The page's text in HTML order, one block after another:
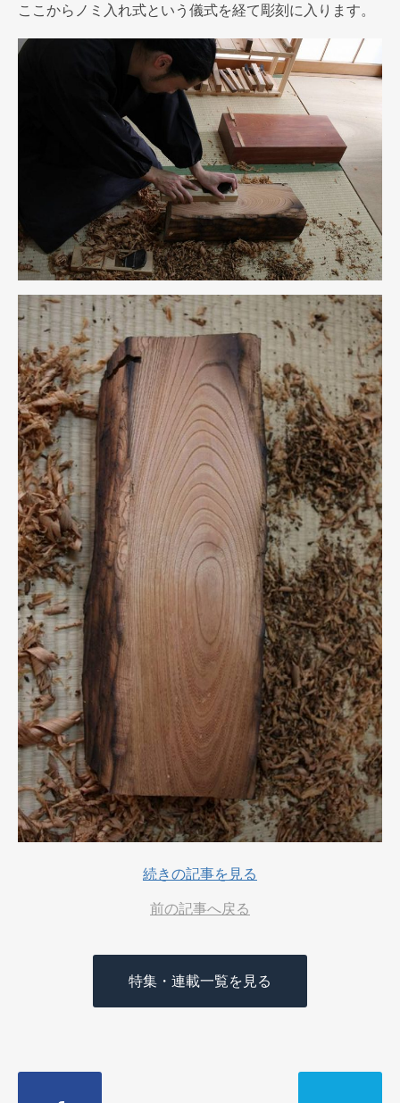
ここからノミ入れ式という儀式を経て彫刻に入ります。
続きの記事を見る
前の記事へ戻る
特集・連載一覧を見る